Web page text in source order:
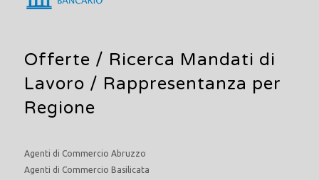
Offerte / Ricerca Mandati di
Lavoro / Rappresentanza per
Regione
Agenti di Commercio Abruzzo
Agenti di Commercio Basilicata